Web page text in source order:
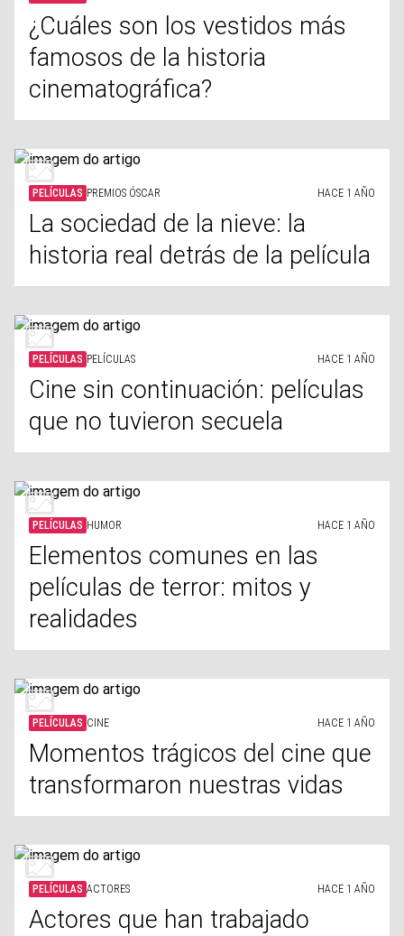
¿Cuáles son los vestidos más
famosos de la historia
cinematográfica?
PELÍCULAS PREMIOS ÓSCAR HACE 1 AÑO
La sociedad de la nieve: la
historia real detrás de la película
PELÍCULAS PELÍCULAS HACE 1 AÑO
Cine sin continuación: películas
que no tuvieron secuela
PELÍCULAS HUMOR HACE 1 AÑO
Elementos comunes en las
películas de terror: mitos y
realidades
PELÍCULAS CINE HACE 1 AÑO
Momentos trágicos del cine que
transformaron nuestras vidas
PELÍCULAS ACTORES HACE 1 AÑO
Actores que han trabajado